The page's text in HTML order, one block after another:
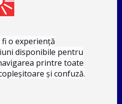
o experiență
disponibile pentru
printre toate
și confuză.